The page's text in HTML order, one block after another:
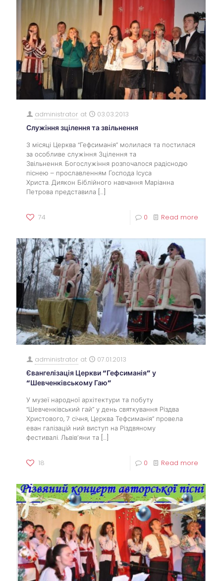
administrator at 03.03.2013
Служіння зцілення та звільнення
3 місяці Церква “Гефсиманія” молилася та постилася
за особливе служіння Зцілення та
Звільнення. Богослужіння розпочалося радіснодю
піснею – прославленням Господа Ісуса
Христа. Диякон Біблійного навчання Маріанна
Петрова представила […]
74 0 Read more
administrator at 07.01.2013
Євангелізація Церкви “Гефсиманія” у
“Шевченківському Гаю”
У музеї народної архітектури та побуту
“Шевченківський гай” у день святкування Різдва
Христового, 7 січня, Церква Тефсиманія” провела
еван галізацій ний виступ на Різдвяному
фестивалі. Львів’яни та […]
18 0 Read more